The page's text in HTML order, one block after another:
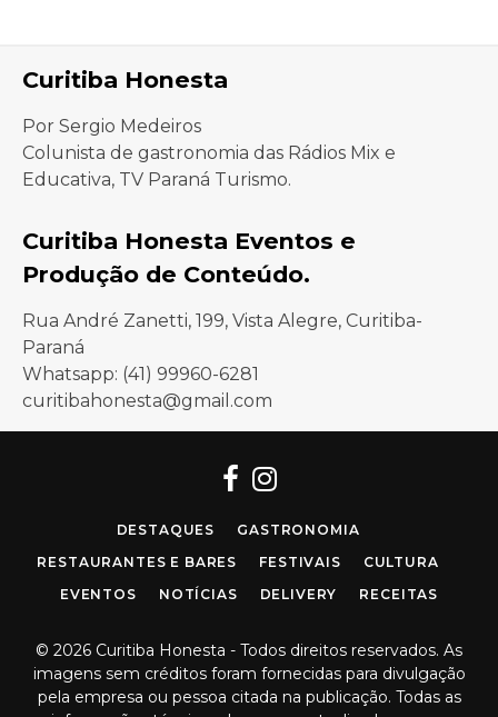
Curitiba Honesta
Por Sergio Medeiros
Colunista de gastronomia das Rádios Mix e
Educativa, TV Paraná Turismo.
Curitiba Honesta Eventos e
Produção de Conteúdo.
Rua André Zanetti, 199, Vista Alegre, Curitiba-
Paraná
Whatsapp: (41) 99960-6281
curitibahonesta@gmail.com
Facebook
Instagram
DESTAQUES
GASTRONOMIA
RESTAURANTES E BARES
FESTIVAIS
CULTURA
EVENTOS
NOTÍCIAS DELIVERY RECEITAS
© 2026 Curitiba Honesta - Todos direitos reservados. As
imagens sem créditos foram fornecidas para divulgação
pela empresa ou pessoa citada na publicação. Todas as